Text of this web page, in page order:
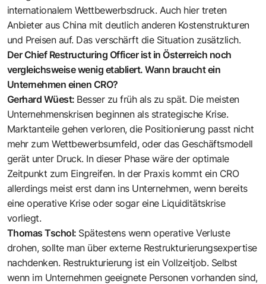
internationalem Wettbewerbsdruck. Auch hier treten
Anbieter aus China mit ­deutlich anderen Kostenstrukturen
und Preisen auf. Das verschärft die Situation zusätzlich.
Der Chief Restructuring Officer ist in Österreich noch
vergleichsweise wenig etabliert. Wann braucht ein
Unternehmen einen CRO?
Gerhard Wüest: Besser zu früh als zu spät. Die meisten
Unternehmens­krisen beginnen als strategische Krise.
Marktanteile gehen verloren, die Positionierung passt nicht
mehr zum Wettbewerbsumfeld, oder das Geschäftsmodell
gerät unter Druck. In dieser Phase wäre der optimale
Zeitpunkt zum Eingreifen. In der Praxis kommt ein CRO
allerdings meist erst dann ins Unternehmen, wenn bereits
eine operative Krise oder sogar eine Liquiditätskrise
vorliegt.
Thomas Tschol: Spätestens wenn operative Verluste
drohen, sollte man über externe Restrukturierungsexper­tise
nachdenken. Restrukturierung ist ein Vollzeitjob. Selbst
wenn im Unternehmen geeignete Personen vorhanden sind,